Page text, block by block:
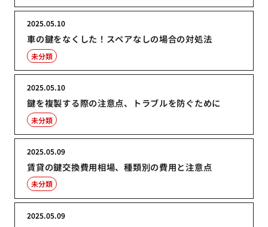
車の鍵をなくした！スペアなしの場合の対処法
2025.05.10
未分類
鍵を複製する際の注意点、トラブルを防ぐために
2025.05.10
未分類
賃貸の鍵交換費用相場、種類別の費用と注意点
2025.05.09
未分類
2025.05.09